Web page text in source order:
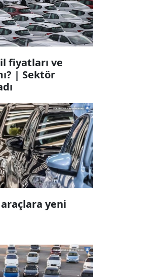
fiyatları ve
| Sektör
araçlara yeni